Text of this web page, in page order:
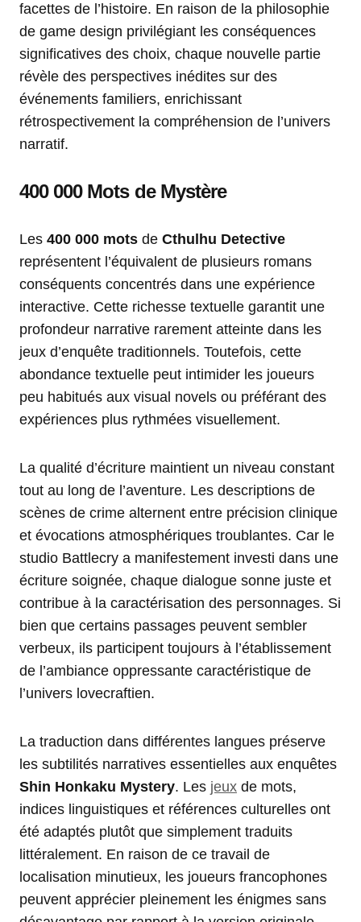
facettes de l’histoire. En raison de la philosophie
de game design privilégiant les conséquences
significatives des choix, chaque nouvelle partie
révèle des perspectives inédites sur des
événements familiers, enrichissant
rétrospectivement la compréhension de l’univers
narratif.
400 000 Mots de Mystère
Les 400 000 mots de Cthulhu Detective
représentent l’équivalent de plusieurs romans
conséquents concentrés dans une expérience
interactive. Cette richesse textuelle garantit une
profondeur narrative rarement atteinte dans les
jeux d’enquête traditionnels. Toutefois, cette
abondance textuelle peut intimider les joueurs
peu habitués aux visual novels ou préférant des
expériences plus rythmées visuellement.
La qualité d’écriture maintient un niveau constant
tout au long de l’aventure. Les descriptions de
scènes de crime alternent entre précision clinique
et évocations atmosphériques troublantes. Car le
studio Battlecry a manifestement investi dans une
écriture soignée, chaque dialogue sonne juste et
contribue à la caractérisation des personnages. Si
bien que certains passages peuvent sembler
verbeux, ils participent toujours à l’établissement
de l’ambiance oppressante caractéristique de
l’univers lovecraftien.
La traduction dans différentes langues préserve
les subtilités narratives essentielles aux enquêtes
Shin Honkaku Mystery. Les jeux de mots,
indices linguistiques et références culturelles ont
été adaptés plutôt que simplement traduits
littéralement. En raison de ce travail de
localisation minutieux, les joueurs francophones
peuvent apprécier pleinement les énigmes sans